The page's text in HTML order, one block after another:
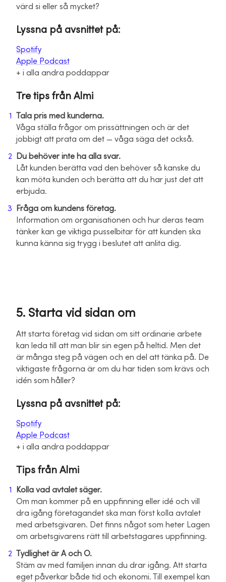
värd si eller så mycket?
Lyssna på avsnittet på:
Spotify
Apple Podcast
+ i alla andra poddappar
Tre tips från Almi
Tala pris med kunderna.
Våga ställa frågor om prissättningen och är det
jobbigt att prata om det — våga säga det också.
Du behöver inte ha alla svar.
Låt kunden berätta vad den behöver så kanske du
kan möta kunden och berätta att du har just det att
erbjuda.
Fråga om kundens företag.
Information om organisationen och hur deras team
tänker kan ge viktiga pusselbitar för att kunden ska
kunna känna sig trygg i beslutet att anlita dig.
5. Starta vid sidan om
Att starta företag vid sidan om sitt ordinarie arbete
kan leda till att man blir sin egen på heltid. Men det
är många steg på vägen och en del att tänka på. De
viktigaste frågorna är om du har tiden som krävs och
idén som håller?
Lyssna på avsnittet på:
Spotify
Apple Podcast
+ i alla andra poddappar
Tips från Almi
Kolla vad avtalet säger.
Om man kommer på en uppfinning eller idé och vill
dra igång företagandet ska man först kolla avtalet
med arbetsgivaren. Det finns något som heter Lagen
om arbetsgivarens rätt till arbetstagares uppfinning.
Tydlighet är A och O.
Stäm av med familjen innan du drar igång. Att starta
eget påverkar både tid och ekonomi. Till exempel kan